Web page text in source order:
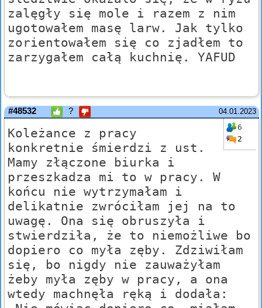
zalęgły się mole i razem z nim
ugotowałem masę larw. Jak tylko
zorientowałem się co zjadłem to
zarzygałem całą kuchnię. YAFUD
04.01.2023
#48532 ?
6
2
Koleżance z pracy
konkretnie śmierdzi z ust.
Mamy złączone biurka i
przeszkadza mi to w pracy. W
końcu nie wytrzymałam i
delikatnie zwróciłam jej na to
uwagę. Ona się obruszyła i
stwierdziła, że to niemożliwe bo
dopiero co myła zęby. Zdziwiłam
się, bo nigdy nie zauważyłam
żeby myła zęby w pracy, a ona
wtedy machnęła ręką i dodała: